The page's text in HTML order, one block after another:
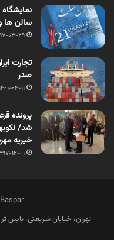
نمایشگاه
سالن ها
03-29
صدر
04-11
شد/
خیریه
12-01
تهران، خیابان شریعتی، پایین تر از